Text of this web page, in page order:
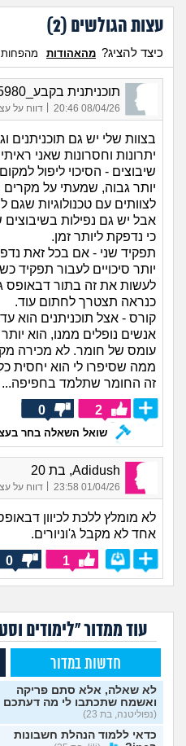
עצות הגולשים (2
)
כיצד להציג? מהאהודות מהפחות
תוכניתנית בקבע_5980, בת 23, אורחת
08/04/26 20:46
| דווח על
בצוות שלי יש גם
יתרונות וחסרונות שאני
שיבוצים - הסיכוי ליפול
יותר גבוה, שמעתי על מקרים
אבל יש גם נפילות בשיבוצים
כי נדפקת ליותר זמן.
תפקיד שני - אם בכל זאת
יותר סיכויים לעבור
לעשות את זה בתור דבאופס
כנראה תצטרך לחתום עוד.
קורס - אצל תוכניתנים הוא
אנשים נופלים ממנו, הוא
עומס של חומר. לא מכירה
ממה שסיפרו לי הוא יחסית
זה החומר שתלמד בחפיפה...
2
0
שואל השאלה בחר
Adidush, בת 20
01/04/26 23:58 דווח על
לא מומלץ ללכת לכיוון
אחד לא מקבל ג'וניורים.
1
0
עוד ממדור "לימודים
חדשות במדור
לא שאלה, אלא סתם פריקה
ואשמח שתכתבו לי מה דעתכם
(נפוליטנה, בת 23)
כדאי ללמוד הנהלת חשבונות